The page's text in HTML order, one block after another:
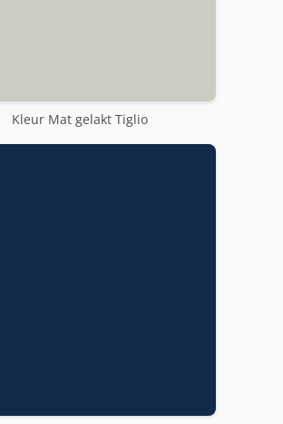
Kleur Mat gelakt Tiglio